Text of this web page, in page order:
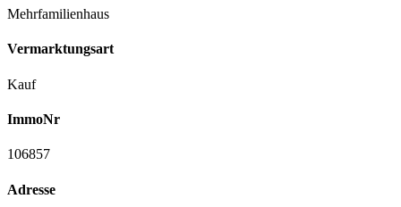
Mehrfamilienhaus
Vermarktungsart
Kauf
ImmoNr
106857
Adresse